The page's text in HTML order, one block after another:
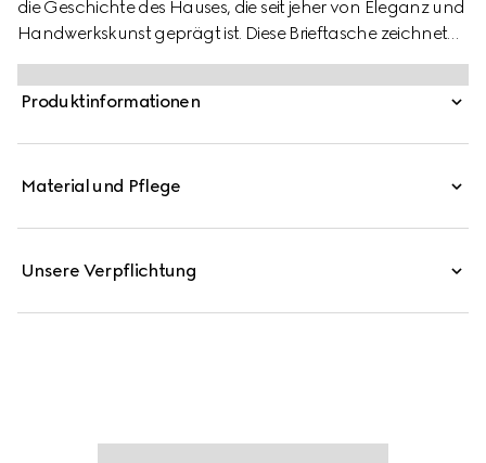
die Geschichte des Hauses, die seit jeher von Eleganz und
Handwerkskunst geprägt ist. Diese Brieftasche zeichnet
sich durch den neuen GG Monogramm-Stoff in Beige
und Dunkelbraun aus. Das Modell ist mit mehreren
Fächern sowie einem praktischen Druckknopfverschluss
Produktinformationen
Material und Pflege
Unsere Verpflichtung